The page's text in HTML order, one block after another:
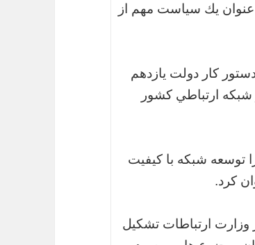
يك سياست مهم از
كار دولت يازدهم
ارتباطي كشور
توسعه شبكه با كيفيت
كرد.
در وزارت ارتباطات تشكيل